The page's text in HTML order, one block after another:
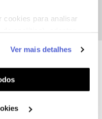
cookies para analisar
e
aos seus interesses
Pode gerir a
em "Configurar
Ver mais detalhes
de entrega.
documento contendo
tendo-me sido apenas
obrigado a entregar ao